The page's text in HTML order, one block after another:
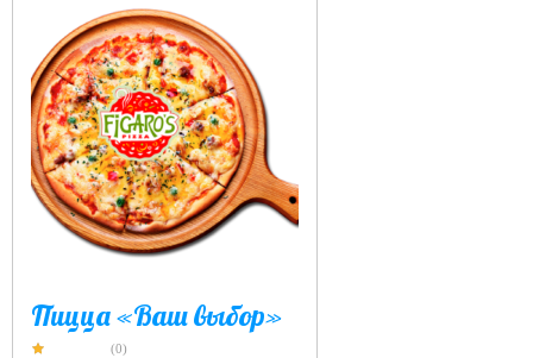
Пицца «Ваш выбор»
(0)